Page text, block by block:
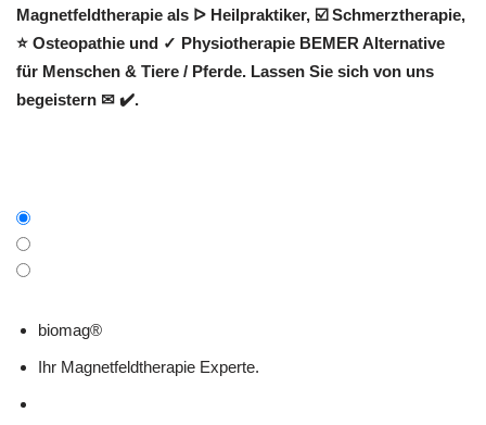
Magnetfeldtherapie als ᐅ Heilpraktiker, ☑️ Schmerztherapie,
⭐ Osteopathie und ✓ Physiotherapie BEMER Alternative
für Menschen & Tiere / Pferde. Lassen Sie sich von uns
begeistern ✉ ✔️.
biomag®
Ihr Magnetfeldtherapie Experte.